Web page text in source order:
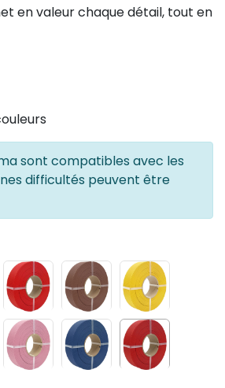
en valeur chaque détail, tout en
sont compatibles avec les
difficultés peuvent être